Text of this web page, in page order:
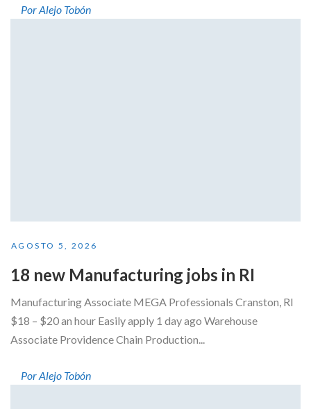
Por Alejo Tobón
AGOSTO 5, 2026
18 new Manufacturing jobs in RI
Manufacturing Associate MEGA Professionals Cranston, RI
$18 – $20 an hour Easily apply 1 day ago Warehouse
Associate Providence Chain Production...
Por Alejo Tobón